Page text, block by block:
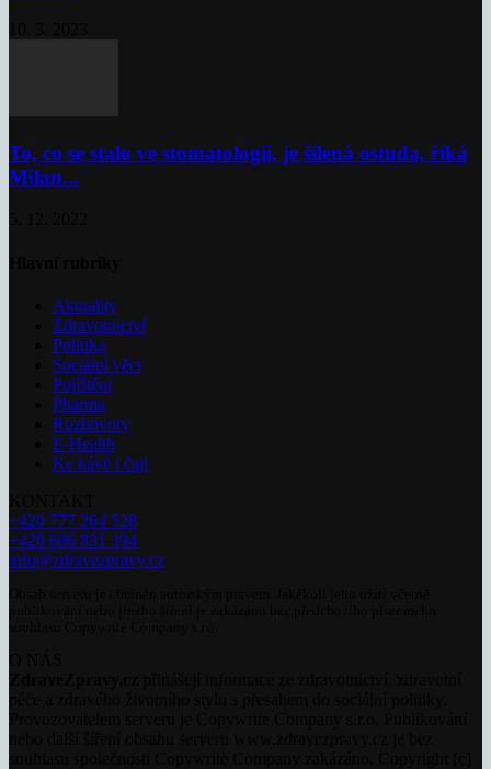
To, co se stalo ve stomatologii, je šílená ostuda, říká
Milan...
Aktuality
Zdravotnictví
Politika
Sociální věci
Pojištění
Pharma
Rozhovory
E-Health
Ke kávě i čaji
+420 777 264 528
+420 606 831 394
info@zdravezpravy.cz